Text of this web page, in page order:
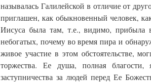
называлась Галилейской в отличие от
приглашен, как обыкновенный человек,
Иисуса была там, т.е., видимо,
небогатых, почему во время пира и
живое участие в этом обстоятельстве,
торжества. Ее душа, полная
заступничества за людей перед Ее